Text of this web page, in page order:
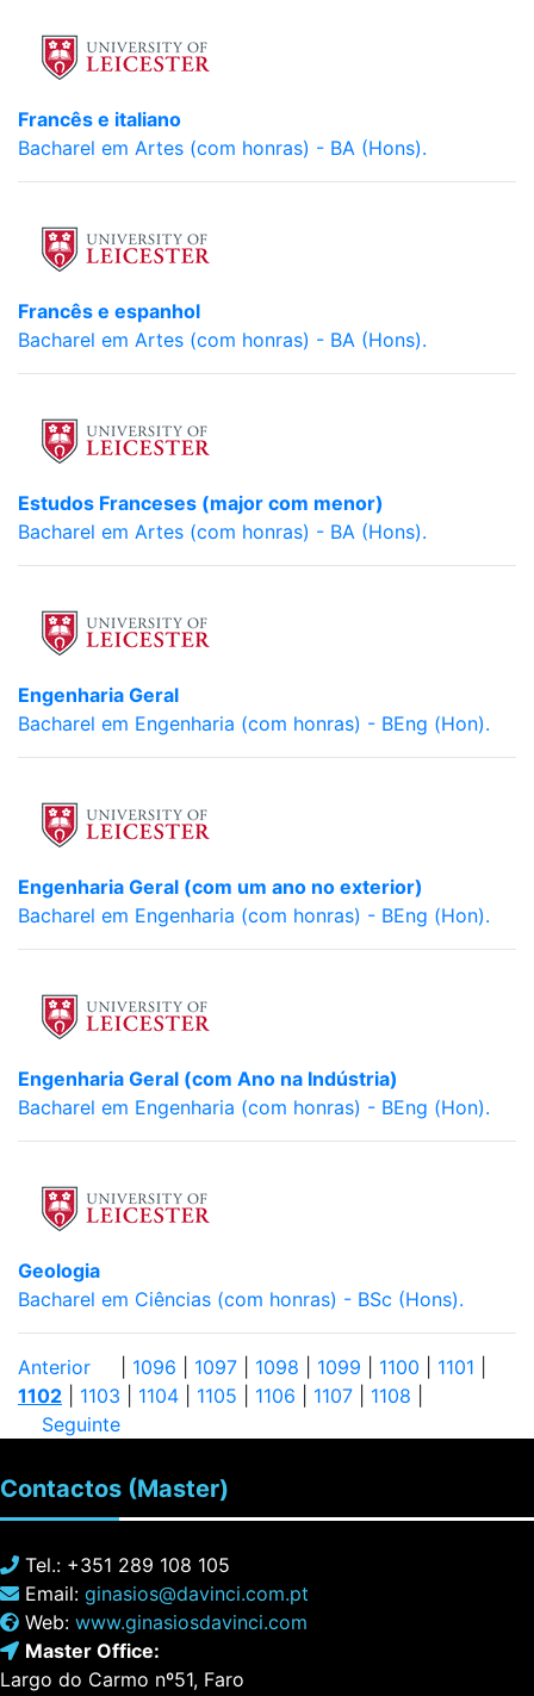
Francês e italiano
Bacharel em Artes (com honras) - BA (Hons).
Francês e espanhol
Bacharel em Artes (com honras) - BA (Hons).
Estudos Franceses (major com menor)
Bacharel em Artes (com honras) - BA (Hons).
Engenharia Geral
Bacharel em Engenharia (com honras) - BEng (Hon).
Engenharia Geral (com um ano no exterior)
Bacharel em Engenharia (com honras) - BEng (Hon).
Engenharia Geral (com Ano na Indústria)
Bacharel em Engenharia (com honras) - BEng (Hon).
Geologia
Bacharel em Ciências (com honras) - BSc (Hons).
Anterior 1096 1097 1098 1099 1100 1101
1102
1103 1104 1105 1106 1107 1108
Seguinte
Contactos (Master)
Tel.: +351 289 108 105
Email: ginasios@davinci.com.pt
Web: www.ginasiosdavinci.com
Master Office:
Largo do Carmo nº51, Faro